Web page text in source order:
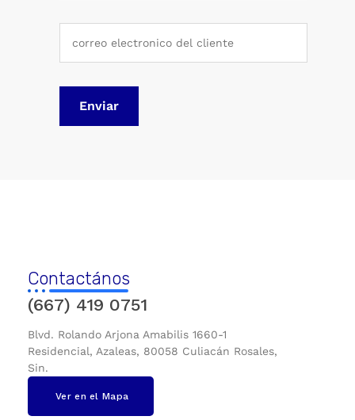
Contactános
(667) 419 0751
Blvd. Rolando Arjona Amabilis 1660-1
Residencial, Azaleas, 80058 Culiacán Rosales,
Sin.
Ver en el Mapa